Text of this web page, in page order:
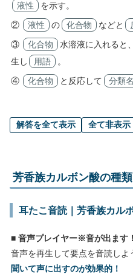
液性
を示す。
②
液性 の 化合物 などと
③
化合物 水溶液に入れると、
生し
用語
。
④
化合物 と反応して 分類名
解答を全て表示 全て非表示
芳香族カルボン酸の種類
耳たこ音読｜芳香族カル
■ 音声プレイヤー※音が出ます！
音声を再生して要点を音読しよ
聞いて声に出すのが効果的！